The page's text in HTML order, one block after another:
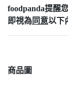
foodpanda提醒
即視為同意以下
商品圖